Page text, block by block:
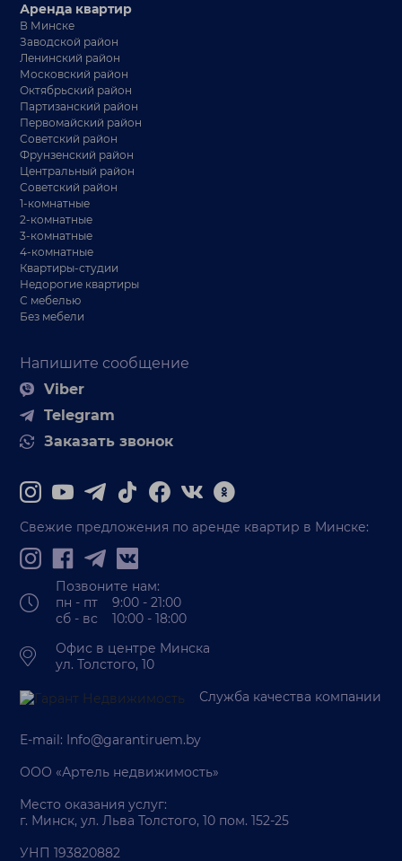
Напишите сообщение
Viber
Telegram
Заказать звонок
Аренда квартир
В Минске
Заводской район
Ленинский район
Московский район
Октябрьский район
Партизанский район
Первомайский район
Советский район
Фрунзенский район
Центральный район
Советский район
1-комнатные
2-комнатные
3-комнатные
4-комнатные
Квартиры-студии
Недорогие квартиры
С мебелью
Без мебели
Свежие предложения по аренде квартир в Минске:
Позвоните нам:
пн - пт 9:00 - 21:00
сб - вс 10:00 - 18:00
Офис в центре Минска
ул. Толстого, 10
Служба качества компании
E-mail: Info@garantiruem.by
ООО «Артель недвижимость»
Место оказания услуг:
г. Минск, ул. Льва Толстого, 10 пом. 152-25
УНП 193820882